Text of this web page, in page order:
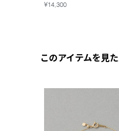
¥14,300
このアイテムを見